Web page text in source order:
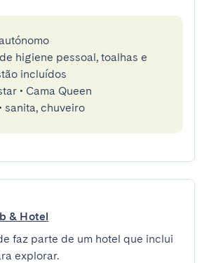
higiene pessoal, toalhas e
incluídos
• Cama Queen
sanita, chuveiro
& Hotel
faz parte de um hotel que inclui
explorar.